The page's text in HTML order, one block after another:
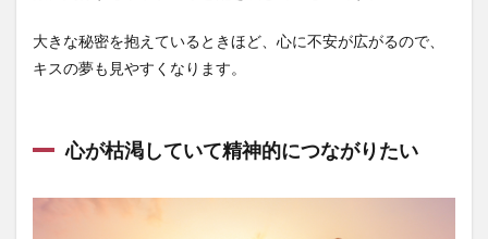
大きな秘密を抱えているときほど、心に不安が広がるので、
キスの夢も見やすくなります。
心が枯渇していて精神的につながりたい